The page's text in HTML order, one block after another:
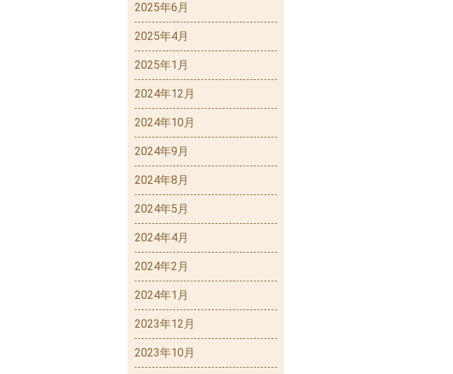
2025年6月
2025年4月
2025年1月
2024年12月
2024年10月
2024年9月
2024年8月
2024年5月
2024年4月
2024年2月
2024年1月
2023年12月
2023年10月